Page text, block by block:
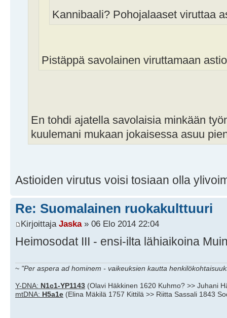
Kannibaali? Pohojalaaset viruttaa
Pistäppä savolainen viruttamaan
En tohdi ajatella savolaisia minkään
kuulemani mukaan jokaisessa asuu
Astioiden virutus voisi tosiaan olla
Re: Suomalainen ruokakulttuuri
Kirjoittaja Jaska» 06 Elo 2014 22:04
Heimosodat III - ensi-ilta lähiaikoina
~ "Per aspera ad hominem - vaikeuksien kautta
Y-DNA: N1c1-YP1143 (Olavi Häkkinen 1620 Kuhmo? >> Juhani
mtDNA: H5a1e (Elina Mäkilä 1757 Kittilä >> Riitta Sassali 1843